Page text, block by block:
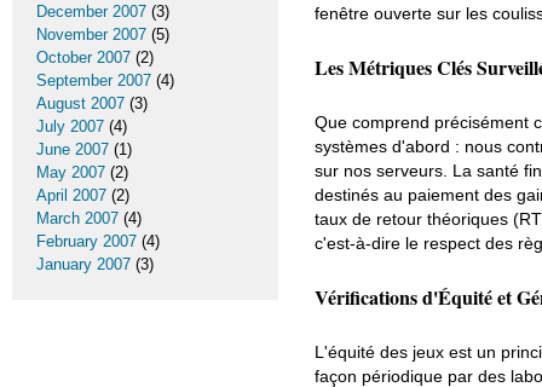
fenêtre ouverte sur les
Les Métriques Clés
Que comprend précisément
systèmes d'abord : nous
sur nos serveurs. La santé
destinés au paiement des
taux de retour théoriques
c'est-à-dire le respect des
Vérifications d'Équité et
L'équité des jeux est un
façon périodique par des
December 2007 (3)
November 2007 (5)
October 2007 (2)
September 2007 (4)
August 2007 (3)
July 2007 (4)
June 2007 (1)
May 2007 (2)
April 2007 (2)
March 2007 (4)
February 2007 (4)
January 2007 (3)